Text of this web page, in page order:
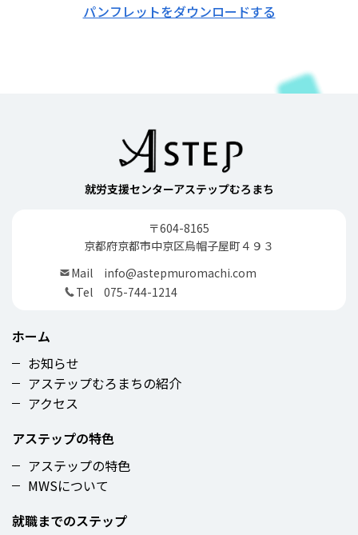
パンフレットをダウンロードする
就労支援センターアステップむろまち
〒604-8165
京都府京都市中京区烏帽子屋町４９３
Mail
info@astepmuromachi.com
Tel
075-744-1214
ホーム
お知らせ
アステップむろまちの紹介
アクセス
アステップの特色
アステップの特色
MWSについて
就職までのステップ